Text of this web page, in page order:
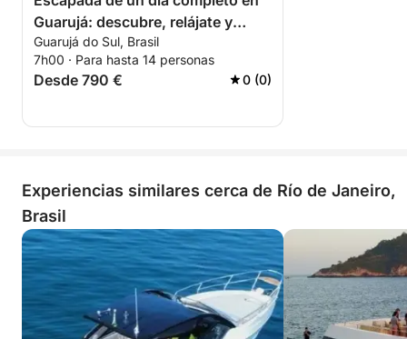
Guarujá: descubre, relájate y
disfruta del mar
Guarujá do Sul, Brasil
7h00 · Para hasta 14 personas
Desde 790 € 0 (0)
Experiencias similares cerca de Río de Janeiro,
Brasil